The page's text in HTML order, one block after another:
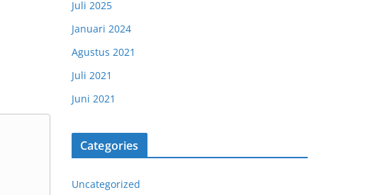
Juli 2025
Januari 2024
Agustus 2021
Juli 2021
Juni 2021
Categories
Uncategorized